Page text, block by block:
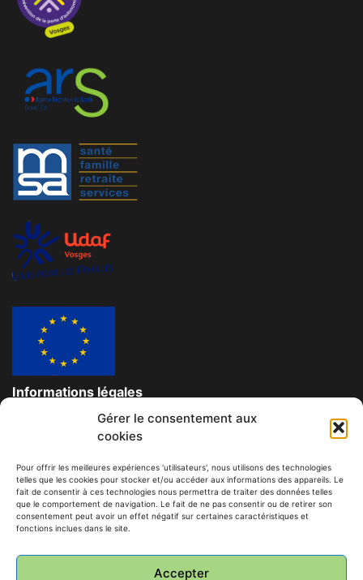
Gérer le consentement aux
cookies
Pour offrir les meilleures expériences 'utilisateurs', nous utilisons des technologies
telles que les cookies pour stocker et/ou accéder aux informations des appareils. Le
fait de consentir à ces technologies nous permettra de traiter des données telles
que le comportement de navigation. Le fait de ne pas consentir ou de retirer son
consentement peut avoir un effet négatif sur certaines caractéristiques et
fonctions inclues dans le site.
Accepter
Informations légales
Données personnelles et confidentielles
Mentions légales
Contact
© Tous droits réservés à l'association des familles du
L'AFT'R Centre Social et Culturel